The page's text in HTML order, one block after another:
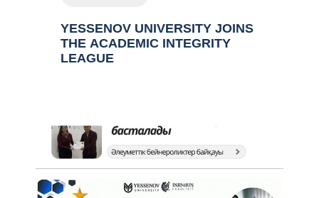
YESSENOV UNIVERSITY JOINS
THE ACADEMIC INTEGRITY
LEAGUE